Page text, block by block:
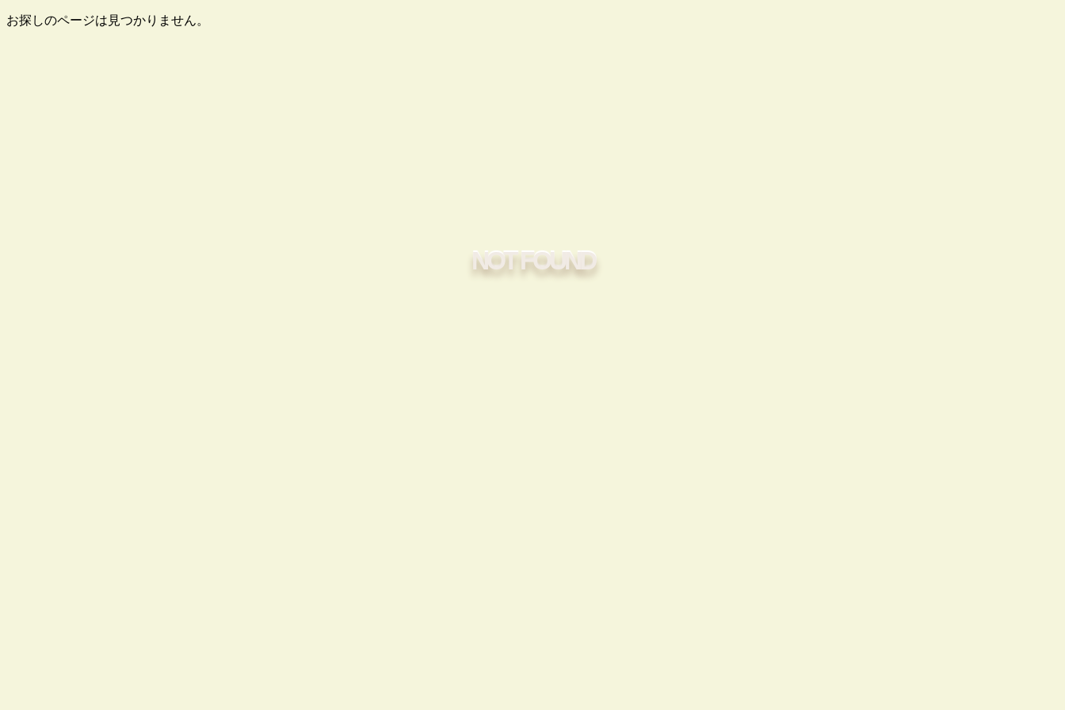
NOT FOUND
お探しのページは見つかりません。